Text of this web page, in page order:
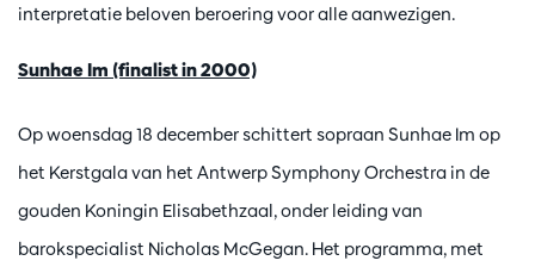
interpretatie beloven beroering voor alle aanwezigen.
Sunhae Im (finalist in 2000)
Op woensdag 18 december schittert sopraan Sunhae Im op
het Kerstgala van het Antwerp Symphony Orchestra in de
gouden Koningin Elisabethzaal, onder leiding van
barokspecialist Nicholas McGegan. Het programma, met